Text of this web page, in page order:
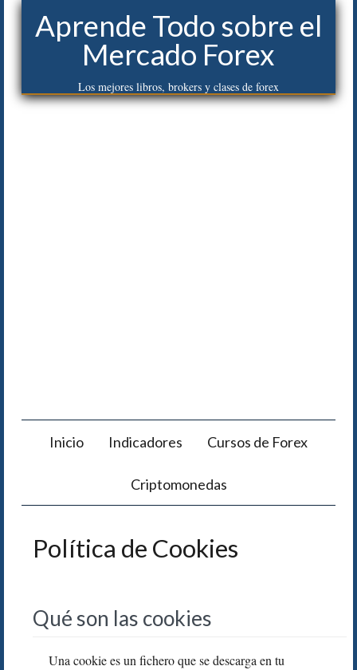
Aprende Todo sobre el
Mercado Forex
Los mejores libros, brokers y clases de forex
Inicio Indicadores Cursos de Forex
Criptomonedas
Política de Cookies
Qué son las cookies
Una cookie es un fichero que se descarga en tu